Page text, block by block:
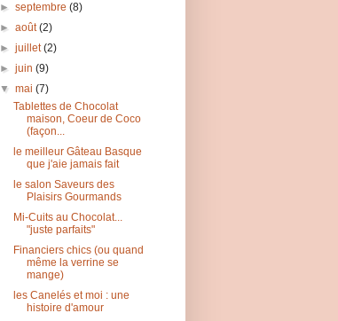
►septembre(8)
►août(2)
►juillet(2)
►juin(9)
▼mai(7)
Tablettes de Chocolat
maison, Coeur de Coco
(façon...
le meilleur Gâteau Basque
que j'aie jamais fait
le salon Saveurs des
Plaisirs Gourmands
Mi-Cuits au Chocolat...
"juste parfaits"
Financiers chics (ou quand
même la verrine se
mange)
les Canelés et moi : une
histoire d'amour